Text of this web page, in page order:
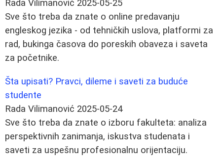
Rada Vilimanović 2025-05-25
Sve što treba da znate o online predavanju
engleskog jezika - od tehničkih uslova, platformi za
rad, bukinga časova do poreskih obaveza i saveta
za početnike.
Šta upisati? Pravci, dileme i saveti za buduće
studente
Rada Vilimanović 2025-05-24
Sve što treba da znate o izboru fakulteta: analiza
perspektivnih zanimanja, iskustva studenata i
saveti za uspešnu profesionalnu orijentaciju.